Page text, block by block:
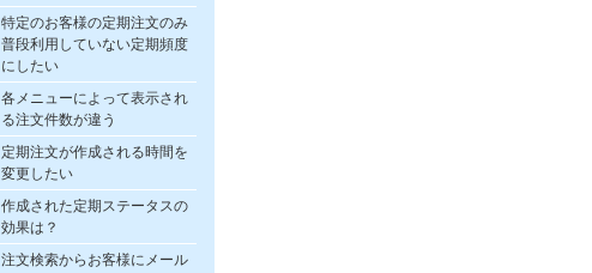
特定のお客様の定期注文のみ
普段利用していない定期頻度
にしたい
各メニューによって表示され
る注文件数が違う
定期注文が作成される時間を
変更したい
作成された定期ステータスの
効果は？
注文検索からお客様にメール